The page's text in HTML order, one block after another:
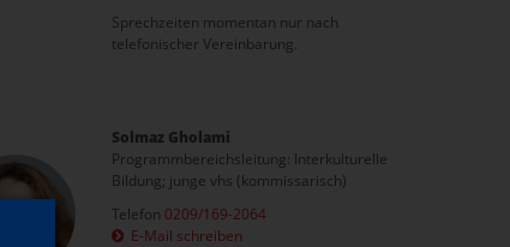
Sprechzeiten momentan nur nach
telefonischer Vereinbarung.
Solmaz Gholami
Programmbereichsleitung: Interkulturelle
Bildung; junge vhs (kommissarisch)
Telefon 0209/169-2064
E-Mail schreiben